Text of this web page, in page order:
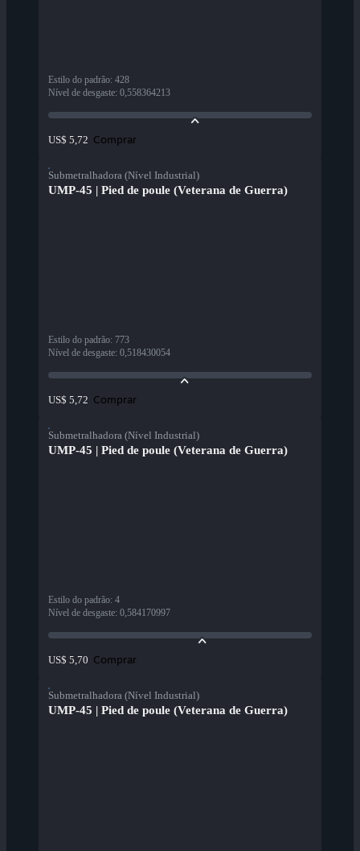
Estilo do padrão: 428
Nível de desgaste: 0,558364213
US$ 5,72 Comprar
Submetralhadora (Nível Industrial)
UMP-45 | Pied de poule (Veterana de Guerra)
Estilo do padrão: 773
Nível de desgaste: 0,518430054
US$ 5,72 Comprar
Submetralhadora (Nível Industrial)
UMP-45 | Pied de poule (Veterana de Guerra)
Estilo do padrão: 4
Nível de desgaste: 0,584170997
US$ 5,70 Comprar
Submetralhadora (Nível Industrial)
UMP-45 | Pied de poule (Veterana de Guerra)